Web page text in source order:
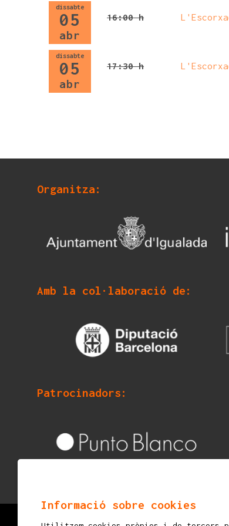
dissabte
05
abr
16:00 h
dissabte
05
abr
17:30 h
Organitza:
Amb la col·laboració de:
Patrocinadors:
Informació sobre cookies